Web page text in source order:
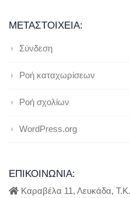
ΜΕΤΑΣΤΟΙΧΕΊΑ:
Σύνδεση
Ροή καταχωρίσεων
Ροή σχολίων
WordPress.org
ΕΠΙΚΟΙΝΩΝΊΑ:
Καραβέλα 11, Λευκάδα,